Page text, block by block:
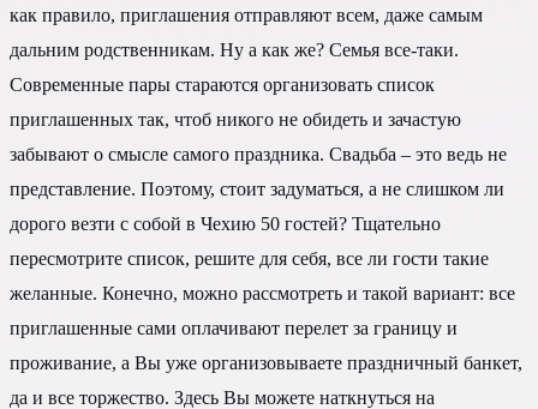
как правило, приглашения отправляют всем, даже самым
дальним родственникам. Ну а как же? Семья все-таки.
Современные пары стараются организовать список
приглашенных так, чтоб никого не обидеть и зачастую
забывают о смысле самого праздника. Свадьба – это ведь не
представление. Поэтому, стоит задуматься, а не слишком ли
дорого везти с собой в Чехию 50 гостей? Тщательно
пересмотрите список, решите для себя, все ли гости такие
желанные. Конечно, можно рассмотреть и такой вариант: все
приглашенные сами оплачивают перелет за границу и
проживание, а Вы уже организовываете праздничный банкет,
да и все торжество. Здесь Вы можете наткнуться на